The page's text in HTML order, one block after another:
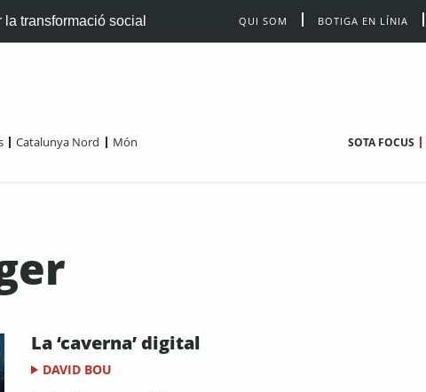
transformació social QUI SOM BOTIGA EN LÍNIA
Catalunya Nord Món SOTA FOCUS
La ‘caverna’ digital
DAVID BOU